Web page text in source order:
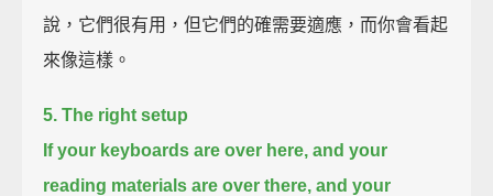
說，它們很有用，但它們的確需要適應，而你會看起
來像這樣。
5. The right setup
If your keyboards are over here, and your
reading materials are over there, and your